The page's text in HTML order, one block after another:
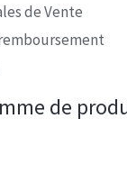
de Vente
de